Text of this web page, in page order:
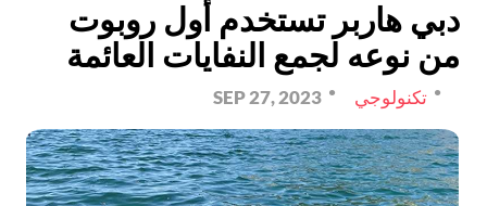
دبي هاربر تستخدم أول روبوت
من نوعه لجمع النفايات العائمة
تكنولوجي SEP 27, 2023